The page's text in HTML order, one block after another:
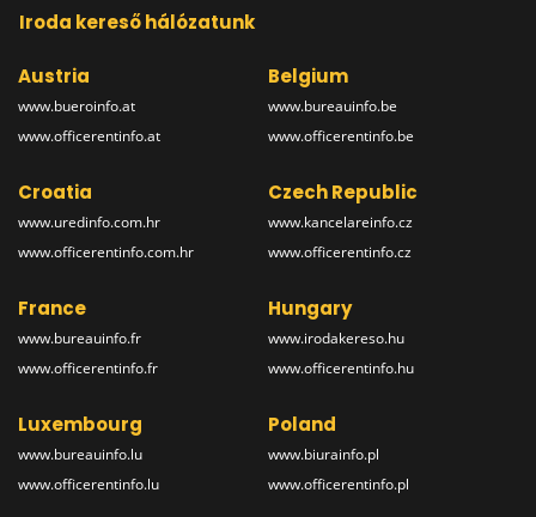
Iroda kereső hálózatunk
Austria
www.bueroinfo.at
www.officerentinfo.at
Belgium
www.bureauinfo.be
www.officerentinfo.be
Croatia
www.uredinfo.com.hr
www.officerentinfo.com.hr
Czech Republic
www.kancelareinfo.cz
www.officerentinfo.cz
France
www.bureauinfo.fr
www.officerentinfo.fr
Hungary
www.irodakereso.hu
www.officerentinfo.hu
Luxembourg
www.bureauinfo.lu
www.officerentinfo.lu
Poland
www.biurainfo.pl
www.officerentinfo.pl